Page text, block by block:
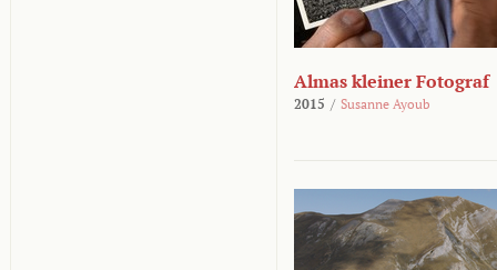
Almas kleiner Fotograf
2015 / Susanne Ayoub